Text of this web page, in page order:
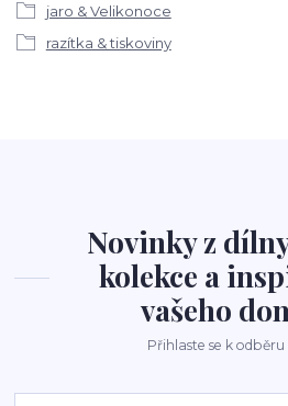
jaro & Velikonoce
razítka & tiskoviny
Novinky z
kolekce a
vašeho
Přihlaste se k